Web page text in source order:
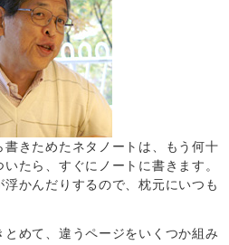
書きためたネタノートは、もう何十
たら、すぐにノートに書きます。
かんだりするので、枕元にいつも
めて、違うページをいくつか組み